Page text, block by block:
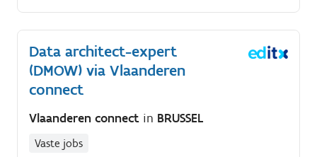
Data architect-expert
(DMOW) via Vlaanderen
connect
Vlaanderen connect in BRUSSEL
Vaste jobs